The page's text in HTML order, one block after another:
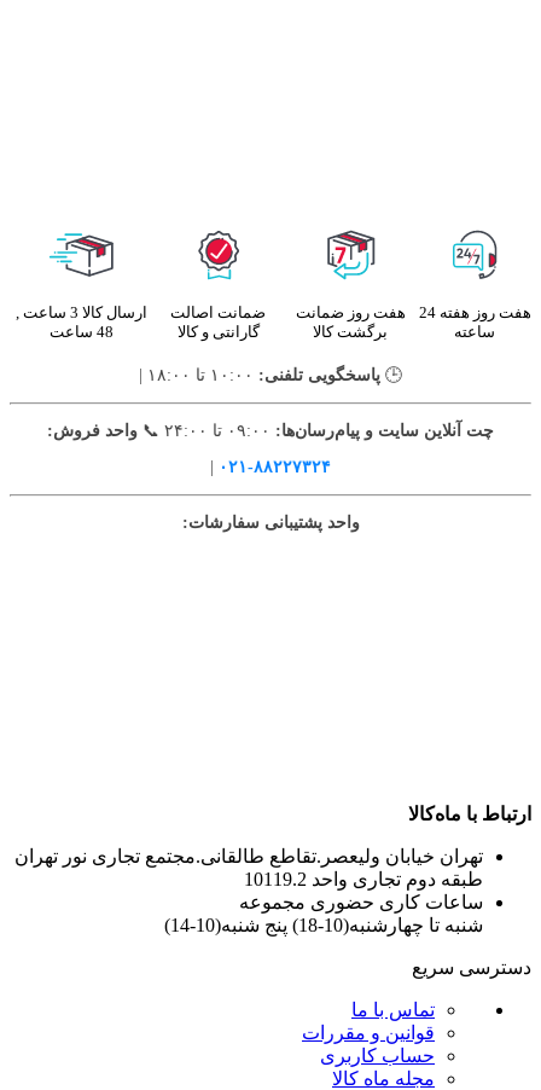
هفت روز هفته 24
ساعته
هفت روز ضمانت
برگشت کالا
ضمانت اصالت
گارانتی و کالا
ارسال کالا 3 ساعت ,
48 ساعت
🕒 پاسخگویی تلفنی:
چت آنلاین سایت و پیام‌رسان‌ها:
واحد فروش:
۸۸۲۲۷۳۲۴-۰۲۱
|
واحد پشتیبانی سفارشات:
ارتباط با ماه‌کالا
تهران خیابان ولیعصر.تقاطع طالقانی.مجتمع تجاری نور تهران
طبقه دوم تجاری واحد 10119.2
ساعات کاری حضوری مجموعه
شنبه تا چهارشنبه(10-18) پنج شنبه(10-14)
دسترسی سریع
تماس با ما
قوانین و مقررات
حساب کاربری
مجله ماه کالا